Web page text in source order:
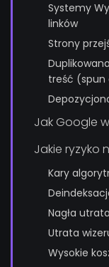
Systemy
linków
Strony
treść
Jak Google
Jakie ryzyko
Kary
Nagła
Utrata
Wysokie